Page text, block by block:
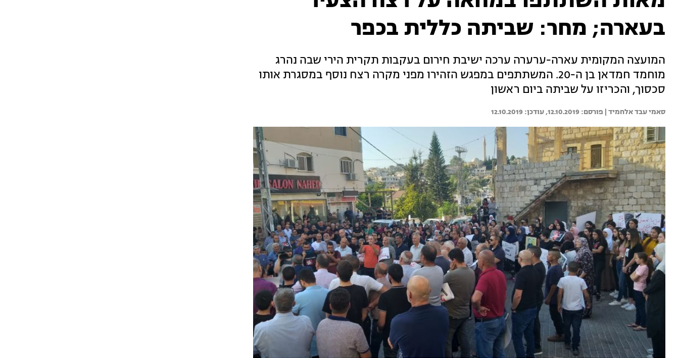
בעארה; מחר: שביתה כללית בכפר
המועצה המקומית עארה-ערערה ערכה ישיבת חירום בעקבות תקרית הירי שבה נהרג
מוחמד חמדאן בן ה-20. המשתתפים במפגש הזהירו מפני מקרה רצח נוסף במסגרת אותו
סכסוך, והכריזו על שביתה ביום ראשון
סאמי עבד אלחמיד | 12.10.2019
12.10.2019